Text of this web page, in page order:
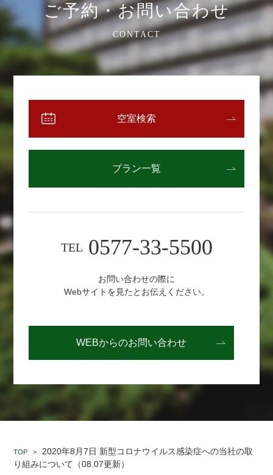
ご予約・お問い合わせ
CONTACT
空室検索
プラン一覧
TEL 0577-33-5500
お問い合わせの際に
Webサイトを見たとお伝えください。
WEBからのお問い合わせ
TOP >
2020年8月7日 新型コロナウイルス感染症への当社の取
り組みについて（08.07更新）